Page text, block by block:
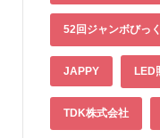
52回ジャンボびっ
JAPPY LED
TDK株式会社